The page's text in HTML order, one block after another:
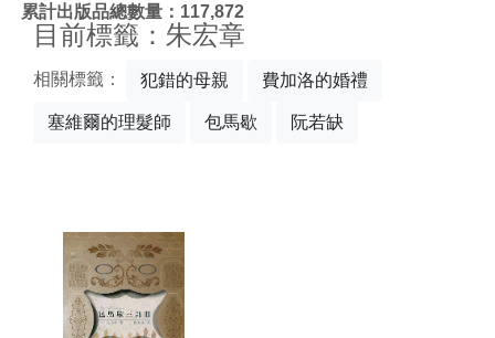
累計出版品總數量：117,872
目前標籤：朱宏章
相關標籤： 犯錯的母親 費加洛的婚禮
塞維爾的理髮師 包馬歇 阮若缺